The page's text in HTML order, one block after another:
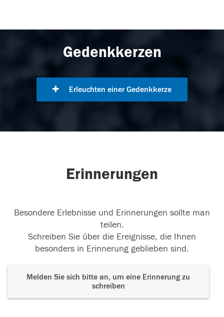
Gedenkkerzen
Erleuchten einer Gedenkkerze
Erinnerungen
Besondere Erlebnisse und Erinnerungen sollte man
teilen.
Schreiben Sie über die Ereignisse, die Ihnen
besonders in Erinnerung geblieben sind.
Melden Sie sich bitte an, um eine Erinnerung zu
schreiben